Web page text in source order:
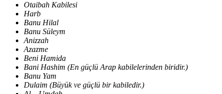
Otaibah Kabilesi
Harb
Banu Hilal
Banu Süleym
Anizzah
Azazme
Beni Hamida
Bani Hashim (En güçlü Arap kabilelerinden biridir.)
Banu Yam
Dulaim (Büyük ve güçlü bir kabiledir.)